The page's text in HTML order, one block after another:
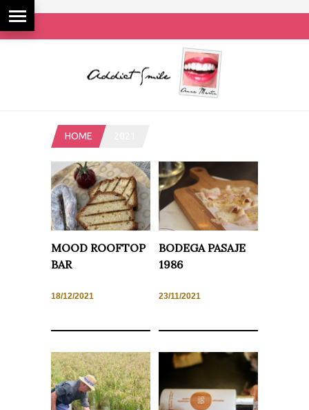
HOME
MOOD ROOFTOP
BAR
18/12/2021
BODEGA PASAJE
1986
23/11/2021
Necesarias
Estadísticas